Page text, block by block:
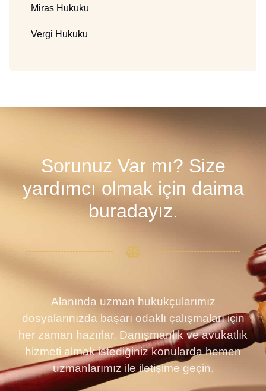
Miras Hukuku
Vergi Hukuku
Sorunuz Var mı? Size
yardımcı olmak için daima
buradayız.
Alanında uzman hukukçularımız
dosyalarınızda başarı odaklı çalışmaları için
her zaman hazırlar. Danışmanlık ve avukatlık
hizmeti almak istediğiniz konularda hemen
uzmanlarımız ile iletişime geçin.